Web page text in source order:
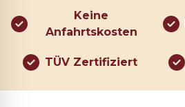
Keine
Anfahrtskosten
TÜV Zertifiziert